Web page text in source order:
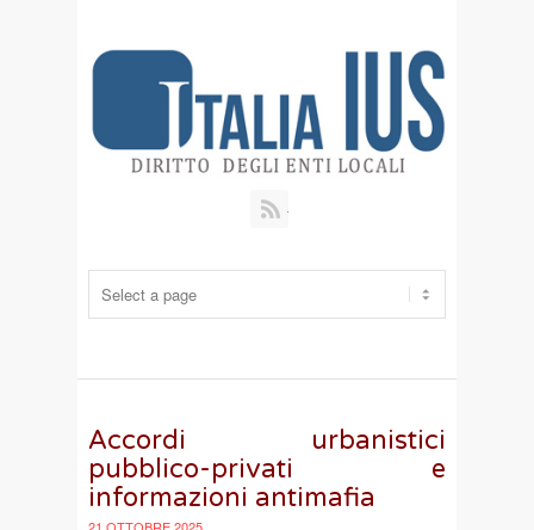
Accordi urbanistici
pubblico-privati e
informazioni antimafia
21 OTTOBRE 2025